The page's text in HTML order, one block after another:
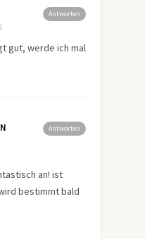
Antworten
gut, werde ich mal
Antworten
an! ist
bestimmt bald